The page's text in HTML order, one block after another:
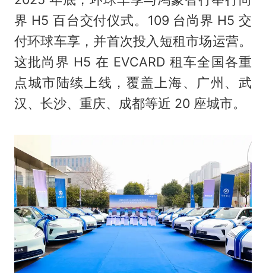
界 H5 百台交付仪式。109 台尚界 H5 交
付环球车享，并首次投入短租市场运营。
这批尚界 H5 在 EVCARD 租车全国各重
点城市陆续上线，覆盖上海、广州、武
汉、长沙、重庆、成都等近 20 座城市。